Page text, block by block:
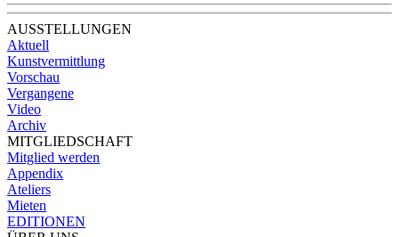
AUSSTELLUNGEN
Aktuell
Kunstvermittlung
Vorschau
Vergangene
Video
Archiv
MITGLIEDSCHAFT
Mitglied werden
Appendix
Ateliers
Mieten
EDITIONEN